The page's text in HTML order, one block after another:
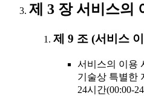
제 3 장 서비스의
제 9 조 (서비스
서비스의 이용
기술상 특별한
24시간(00:00-